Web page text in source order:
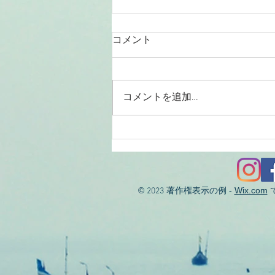
2026/08/01涸沼川釣果報告
KIZ様
コメント
コメントを追加…
© 2023著作権表示の例 - Wix.com